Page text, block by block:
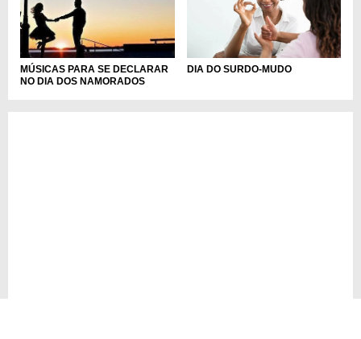
MÚSICAS PARA SE DECLARAR
NO DIA DOS NAMORADOS
DIA DO SURDO-MUDO